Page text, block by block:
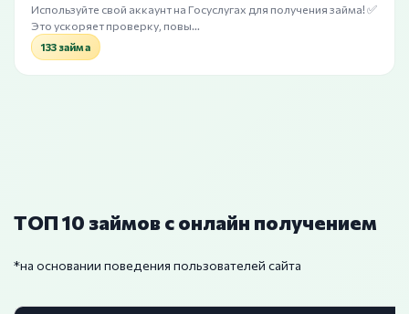
Используйте свой аккаунт на Госуслугах для получения займа! ✅
Это ускоряет проверку, повы…
133 займа
ТОП 10 займов с онлайн получением
*на основании поведения пользователей сайта